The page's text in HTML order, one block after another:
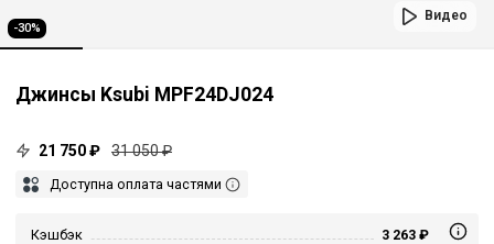
-30%
Видео
Джинсы Ksubi MPF24DJ024
21 750 ₽ 31 050 ₽
Доступна оплата частями
Кэшбэк
3 263 ₽